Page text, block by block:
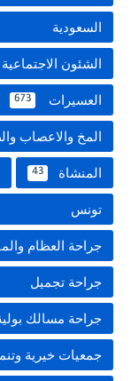
السعودية
الشئون الاجتماعية
العسيرات 673
المخ والاعصاب
المنشاة 43
تونس
جراحة العظام
جراحة تجميل
جراحة مسالك
جمعيات خيرية